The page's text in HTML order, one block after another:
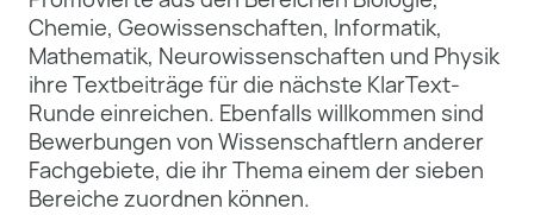
Chemie, Geowissenschaften, Informatik,
Mathematik, Neurowissenschaften und Physik
ihre Textbeiträge für die nächste KlarText-
Runde einreichen. Ebenfalls willkommen sind
Bewerbungen von Wissenschaftlern anderer
Fachgebiete, die ihr Thema einem der sieben
Bereiche zuordnen können.